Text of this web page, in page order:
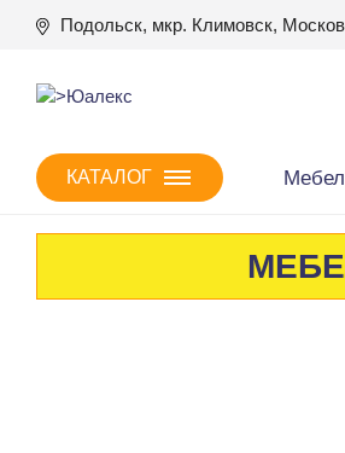
Подольск, мкр. Климовск,
КАТАЛОГ